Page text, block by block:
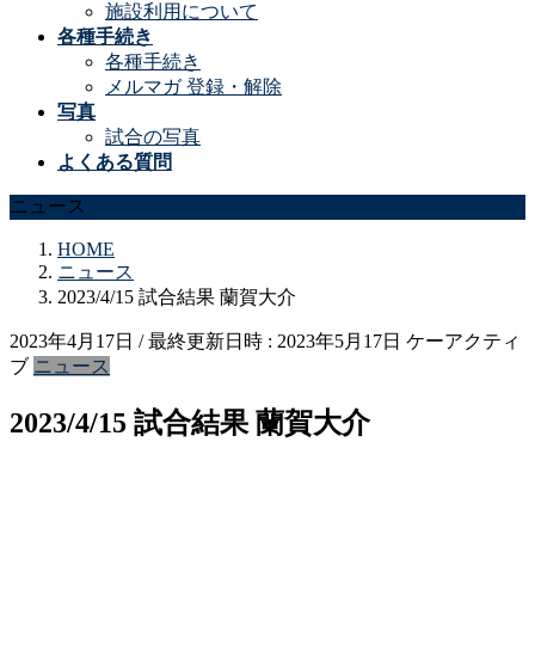
施設利用について
各種手続き
各種手続き
メルマガ 登録・解除
写真
試合の写真
よくある質問
ニュース
HOME
ニュース
2023/4/15 試合結果 蘭賀大介
2023年4月17日 / 最終更新日時 : 2023年5月17日 ケーアクティ
ブ ニュース
2023/4/15 試合結果 蘭賀大介